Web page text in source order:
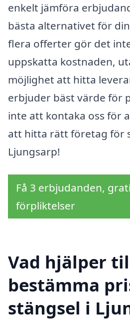
enkelt jämföra
bästa alternativet för
flera offerter gör det
uppskatta kostnaden,
möjlighet att hitta
erbjuder bäst värde för
inte att kontaka oss för
att hitta rätt företag för
Ljungsarp!
Få 3 erbjudanden,
förpliktelser
Vad hjälper
bestämma
stängsel i